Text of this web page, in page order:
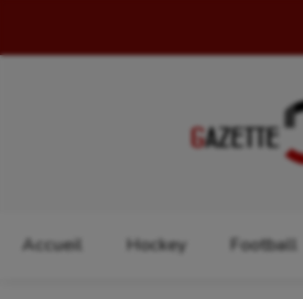
Accueil Hockey Football